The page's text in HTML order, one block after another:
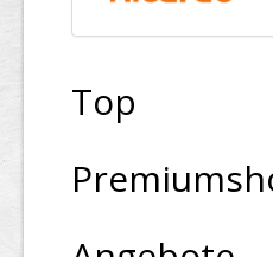
Top